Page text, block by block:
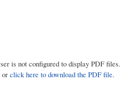
is not configured to display PDF files.
or click here to download the PDF file.